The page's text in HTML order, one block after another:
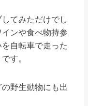
てみただけでし
ンや食べ物持参
自転車で走った
す。
野生動物にも出